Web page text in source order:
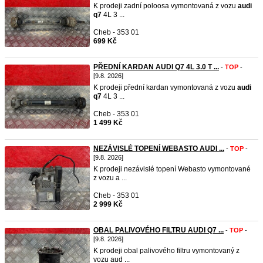
K prodeji zadní poloosa vymontovaná z vozu audi
q7 4L 3 ...
Cheb - 353 01
699 Kč
PŘEDNÍ KARDAN AUDI Q7 4L 3.0 T ... - TOP -
[9.8. 2026]
K prodeji přední kardan vymontovaná z vozu audi
q7 4L 3 ...
Cheb - 353 01
1 499 Kč
NEZÁVISLÉ TOPENÍ WEBASTO AUDI ... - TOP -
[9.8. 2026]
K prodeji nezávislé topení Webasto vymontované
z vozu a ...
Cheb - 353 01
2 999 Kč
OBAL PALIVOVÉHO FILTRU AUDI Q7 ... - TOP -
[9.8. 2026]
K prodeji obal palivového filtru vymontovaný z
vozu aud ...